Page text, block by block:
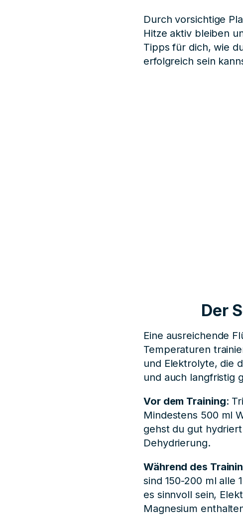
Durch vorsichtige
Hitze aktiv bleiben
Tipps für dich, wie
erfolgreich sein
Der
Eine ausreichende
Temperaturen
und Elektrolyte, die
und auch langfristig
Vor dem Training:
Mindestens 500 ml
gehst du gut
Dehydrierung.
Während des
sind 150-200 ml alle
es sinnvoll sein,
Magnesium